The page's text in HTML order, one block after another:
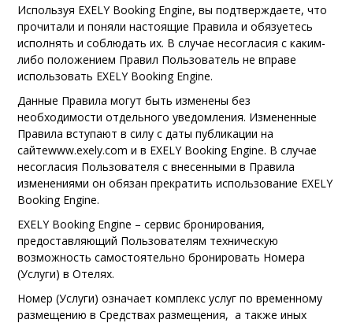
Используя EXELY Booking Engine, вы подтверждаете, что
прочитали и поняли настоящие Правила и обязуетесь
исполнять и соблюдать их. В случае несогласия с каким-
либо положением Правил Пользователь не вправе
использовать EXELY Booking Engine.
Данные Правила могут быть изменены без
необходимости отдельного уведомления. Измененные
Правила вступают в силу с даты публикации на
сайтеwww.exely.com и в EXELY Booking Engine. В случае
несогласия Пользователя с внесенными в Правила
изменениями он обязан прекратить использование EXELY
Booking Engine.
EXELY Booking Engine – сервис бронирования,
предоставляющий Пользователям техническую
возможность самостоятельно бронировать Номера
(Услуги) в Отелях.
Номер (Услуги) означает комплекс услуг по временному
размещению в Средствах размещения, а также иных